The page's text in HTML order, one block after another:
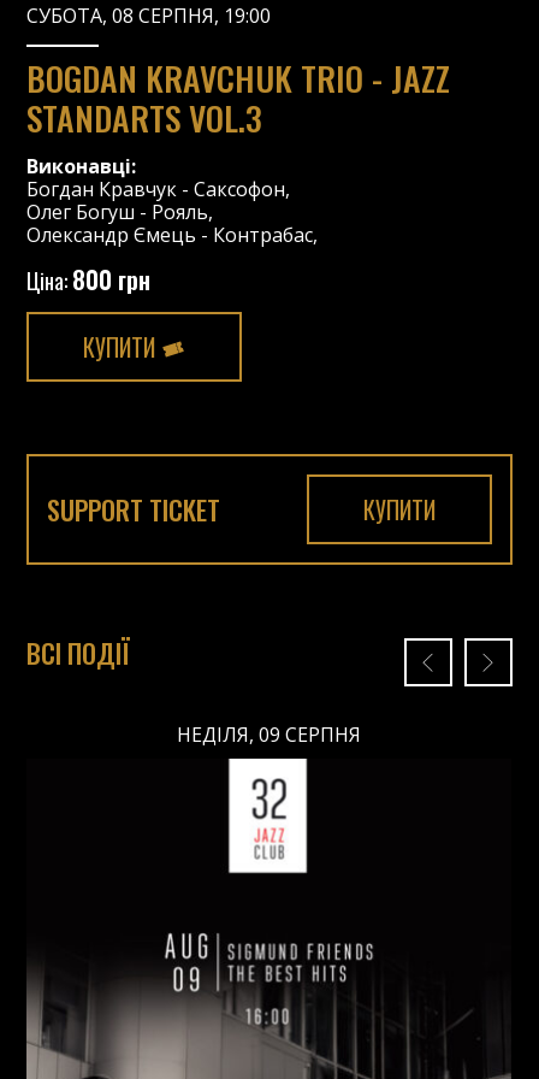
СУБОТА, 08 СЕРПНЯ, 19:00
BOGDAN KRAVCHUK TRIO - JAZZ
STANDARTS VOL.3
Виконавці:
Богдан Кравчук -Саксофон,
Олег Богуш - Рояль,
Олександр Ємець - Контрабас,
Ціна:800 грн
КУПИТИ
SUPPORT TICKET КУПИТИ
ВСІ ПОДІЇ
НЕДІЛЯ, 09 СЕРПНЯ
НЕДІЛЯ, 09 СЕРПНЯ
Ціна: